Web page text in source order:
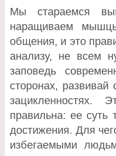
Мы стараемся
наращиваем
общения, и это
анализу, не всем
заповедь
сторонах,
зацикленностях.
правильна: ее суть
достижения. Для
избегаемыми